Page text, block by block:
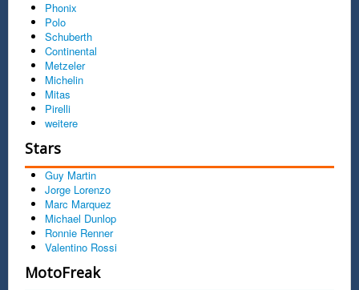
Phonix
Polo
Schuberth
Continental
Metzeler
Michelin
Mitas
Pirelli
weitere
Stars
Guy Martin
Jorge Lorenzo
Marc Marquez
Michael Dunlop
Ronnie Renner
Valentino Rossi
MotoFreak